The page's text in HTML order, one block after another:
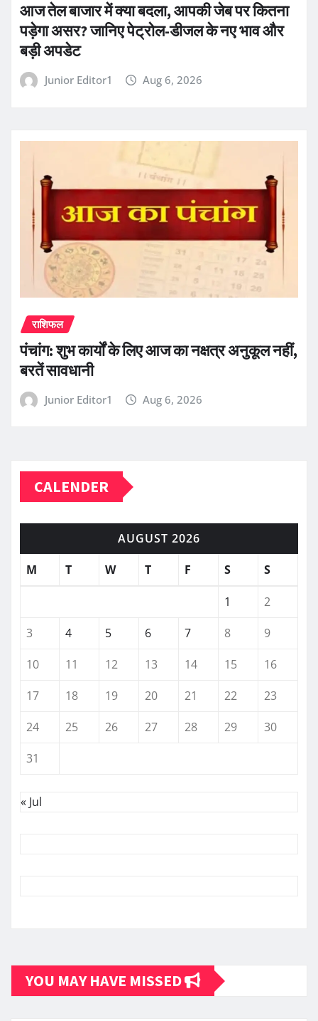
आज तेल बाजार में क्या बदला, आपकी जेब पर कितना
पड़ेगा असर? जानिए पेट्रोल-डीजल के नए भाव और
बड़ी अपडेट
Junior Editor1 Aug 6, 2026
राशिफल
पंचांग: शुभ कार्यों के लिए आज का नक्षत्र अनुकूल नहीं,
बरतें सावधानी
Junior Editor1 Aug 6, 2026
CALENDER
AUGUST 2026
M
T W T F S S
1
2
3
4 5 6 7 8
9
10
11 12 13 14 15
16
17
18 19 20 21 22
23
24
25 26 27 28 29
30
31
« Jul
YOU MAY HAVE MISSED